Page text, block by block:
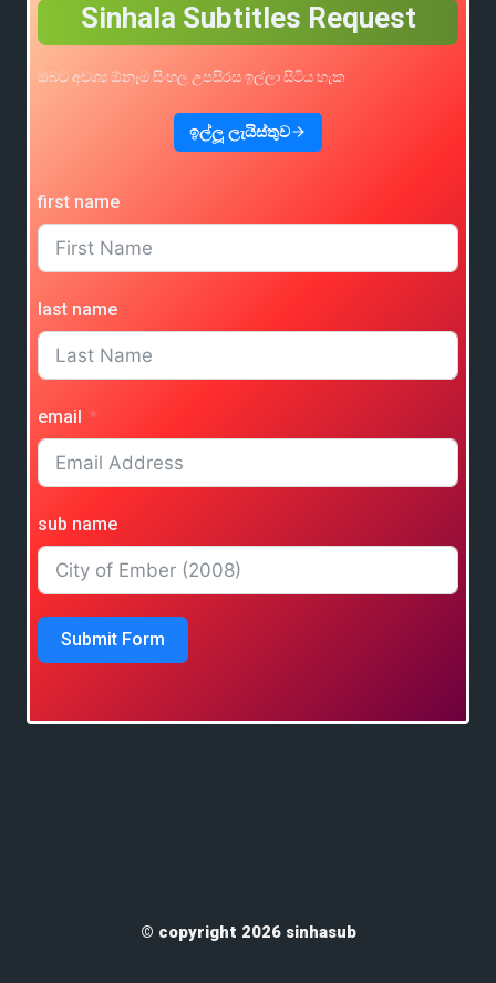
Sinhala Subtitles Request
ඔබට අවශ්‍ය ඕනෑම සිංහල උපසිරස ඉල්ලා සිටිය හැක
ඉල්ලූ ලැයිස්තුව
first name
last name
email
sub name
Submit Form
© copyright 2026 sinhasub